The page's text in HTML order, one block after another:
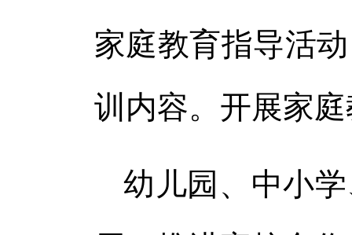
家庭教育指导活
训内容。开展家
幼儿园、中小